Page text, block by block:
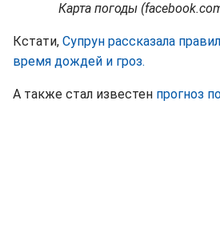
Карта погоды
Кстати, Супрун рассказала
время дождей и гроз.
А также стал известен прогноз